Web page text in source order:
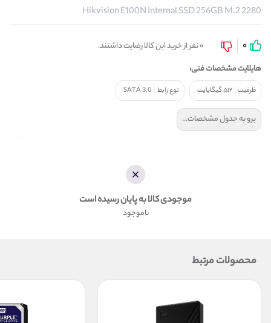
Hikvision E100N Internal SSD 256GB M.2 2280
0
0 نفر از خرید این کالا رضایت داشتند.
هایلایت مشخصات فنی:
ظرفیت ۵۱۲ گیگابایت نوع رابط SATA 3.0
برو به جدول مشخصات...
موجودی کالا به پایان رسیده است
ناموجود
محصولات مرتبط